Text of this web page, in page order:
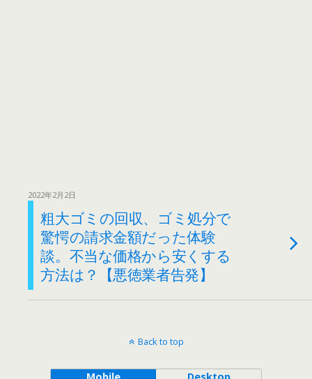
2022年2月2日
粗大ゴミの回収、ゴミ処分で
驚愕の請求金額だった体験
談。不当な価格から安くする
方法は？【悪徳業者告発】
Back to top